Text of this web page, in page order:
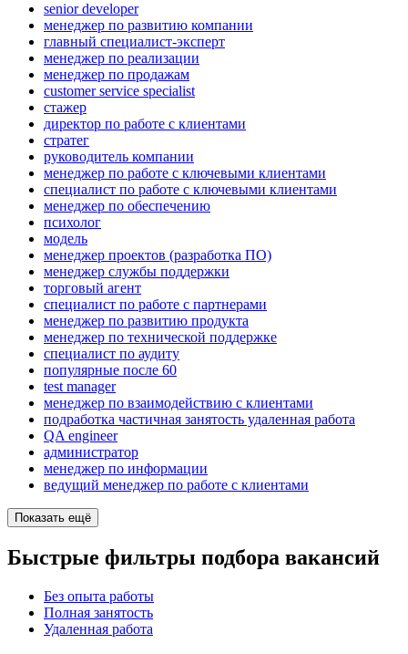
senior developer
менеджер по развитию компании
главный специалист-эксперт
менеджер по реализации
менеджер по продажам
customer service specialist
стажер
директор по работе с клиентами
стратег
руководитель компании
менеджер по работе с ключевыми клиентами
специалист по работе с ключевыми клиентами
менеджер по обеспечению
психолог
модель
менеджер проектов (разработка ПО)
менеджер службы поддержки
торговый агент
специалист по работе с партнерами
менеджер по развитию продукта
менеджер по технической поддержке
специалист по аудиту
популярные после 60
test manager
менеджер по взаимодействию с клиентами
подработка частичная занятость удаленная работа
QA engineer
администратор
менеджер по информации
ведущий менеджер по работе с клиентами
Показать ещё
Быстрые фильтры подбора вакансий
Без опыта работы
Полная занятость
Удаленная работа